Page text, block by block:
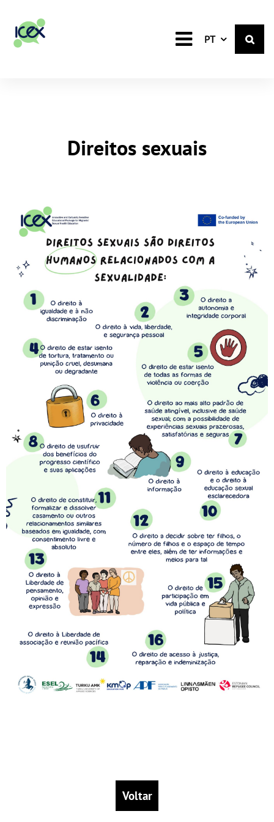
PT Portuguese
Direitos sexuais
Voltar